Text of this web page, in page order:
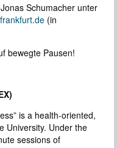
Schumacher unter
(in
bewegte Pausen!
is a health-oriented,
University. Under the
sessions of